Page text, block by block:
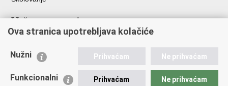
Važne poveznice
Ministarstvo unutarnjih poslova
Udruge
Policijska akademija
Ova stranica upotrebljava kolačiće
Nužni Prihvaćam Ne prihvaćam
Funkcionalni Prihvaćam Ne prihvaćam